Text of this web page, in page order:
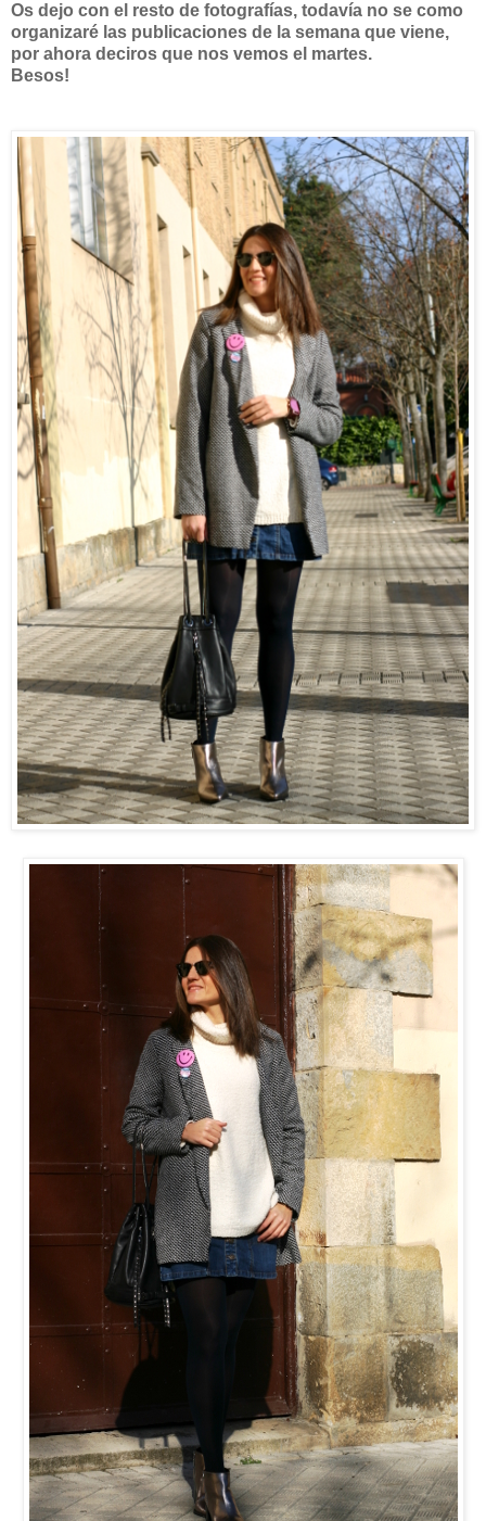
Os dejo con el resto de fotografías, todavía no se como
organizaré las publicaciones de la semana que viene,
por ahora deciros que nos vemos el martes.
Besos!